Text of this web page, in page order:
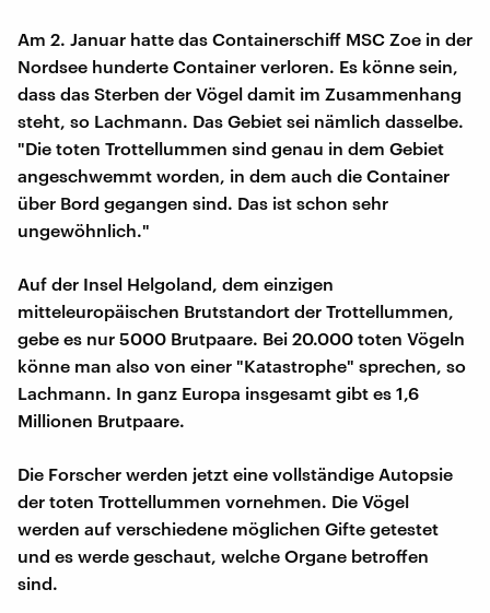
Am 2. Januar hatte das Containerschiff MSC Zoe in der
Nordsee hunderte Container verloren. Es könne sein,
dass das Sterben der Vögel damit im Zusammenhang
steht, so Lachmann. Das Gebiet sei nämlich dasselbe.
"Die toten Trottellummen sind genau in dem Gebiet
angeschwemmt worden, in dem auch die Container
über Bord gegangen sind. Das ist schon sehr
ungewöhnlich."
Auf der Insel Helgoland, dem einzigen
mitteleuropäischen Brutstandort der Trottellummen,
gebe es nur 5000 Brutpaare. Bei 20.000 toten Vögeln
könne man also von einer "Katastrophe" sprechen, so
Lachmann. In ganz Europa insgesamt gibt es 1,6
Millionen Brutpaare.
Die Forscher werden jetzt eine vollständige Autopsie
der toten Trottellummen vornehmen. Die Vögel
werden auf verschiedene möglichen Gifte getestet
und es werde geschaut, welche Organe betroffen
sind.